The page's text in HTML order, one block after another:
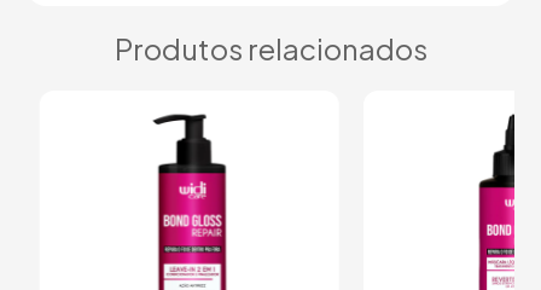
Produtos relacionados